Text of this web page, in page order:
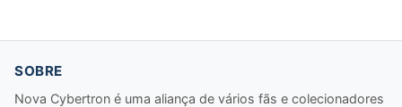
SOBRE
Nova Cybertron é uma aliança de vários fãs e colecionadores